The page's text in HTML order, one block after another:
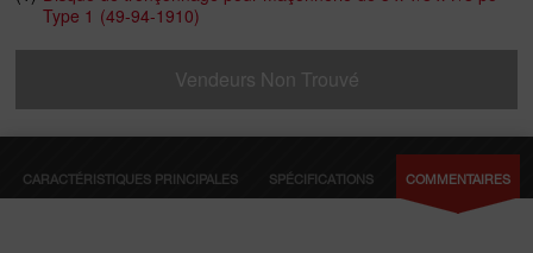
de tronçonnage offrent une polyvalence exceptionnelle pour
couper une variété de matériaux en béton et en maçonnerie.
Type 1 (49-94-1910)
Vendeurs Non Trouvé
CARACTÉRISTIQUES PRINCIPALES SPÉCIFICATIONS COMMENTAIRES